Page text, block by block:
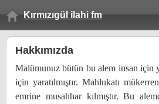
Kırmızıgül ilahi fm
Hakkımızda
Malümunuz bütün bu alem insan için
için yaratılmıştır. Mahlukatı
emrine musahhar kılmıştır. Bu